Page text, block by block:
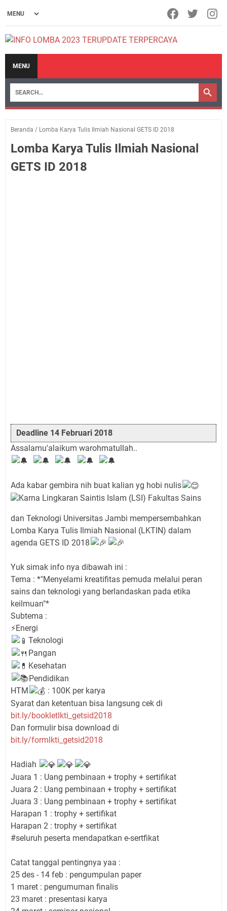
MENU
Beranda / Lomba Karya Tulis Ilmiah Nasional GETS ID 2018
Lomba Karya Tulis Ilmiah Nasional
GETS ID 2018
Deadline 14 Februari 2018
Assalamu'alaikum warohmatullah..
Ada kabar gembira nih buat kalian yg hobi nulis
Karna Lingkaran Saintis Islam (LSI) Fakultas Sains
dan Teknologi Universitas Jambi mempersembahkan
Lomba Karya Tulis Ilmiah Nasional (LKTIN) dalam
agenda GETS ID 2018
Yuk simak info nya dibawah ini :
Tema : *"Menyelami kreatifitas pemuda melalui peran
sains dan teknologi yang berlandaskan pada etika
keilmuan"*
Subtema :
⚡Energi
Teknologi
Pangan
Kesehatan
Pendidikan
HTM
: 100K per karya
Syarat dan ketentuan bisa langsung cek di
bit.ly/bookletlkti_getsid2018
Dan formulir bisa download di
bit.ly/formlkti_getsid2018
Hadiah
Juara 1 : Uang pembinaan + trophy + sertifikat
Juara 2 : Uang pembinaan + trophy + sertifikat
Juara 3 : Uang pembinaan + trophy + sertifikat
Harapan 1 : trophy + sertifikat
Harapan 2 : trophy + sertifikat
#seluruh peserta mendapatkan e-sertfikat
Catat tanggal pentingnya yaa :
25 des - 14 feb : pengumpulan paper
1 maret : pengumuman finalis
23 maret : presentasi karya